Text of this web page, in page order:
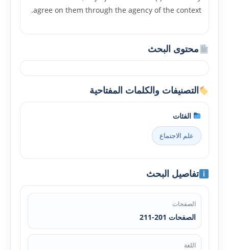
agree on them through the agency of the context.
محتوى البحث
التصنيفات والكلمات المفتاحية
الفئات
علم الاجتماع
تفاصيل البحث
الصفحات
الصفحات 201-211
اللغة